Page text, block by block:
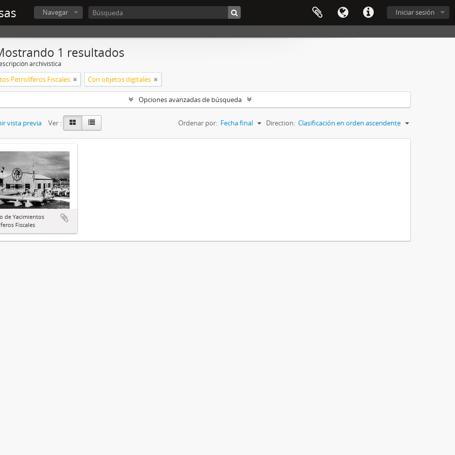
Iniciar sesión
Navegar
1 resultados
archivística
Petrolíferos Fiscales Con objetos digitales
Opciones avanzadas de búsqueda
vista previa Ver : Ordenar por: Fecha final Direction: Clasificación en orden ascendente
de Yacimientos
Fiscales